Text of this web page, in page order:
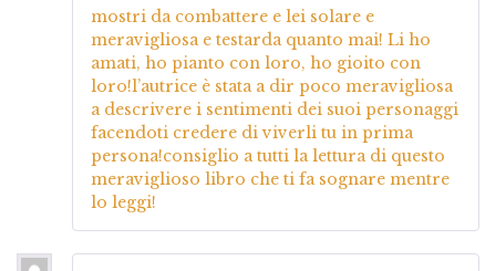
mostri da combattere e lei solare e
meravigliosa e testarda quanto mai! Li ho
amati, ho pianto con loro, ho gioito con
loro!l’autrice è stata a dir poco meravigliosa
a descrivere i sentimenti dei suoi personaggi
facendoti credere di viverli tu in prima
persona!consiglio a tutti la lettura di questo
meraviglioso libro che ti fa sognare mentre
lo leggi!